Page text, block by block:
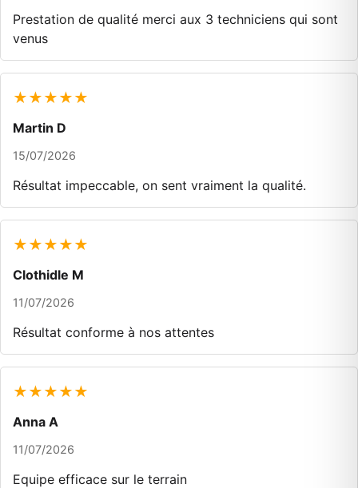
Prestation de qualité merci aux 3 techniciens qui sont
venus
★★★★★
Martin D
15/07/2026
Résultat impeccable, on sent vraiment la qualité.
★★★★★
Clothidle M
11/07/2026
Résultat conforme à nos attentes
★★★★★
Anna A
11/07/2026
Equipe efficace sur le terrain